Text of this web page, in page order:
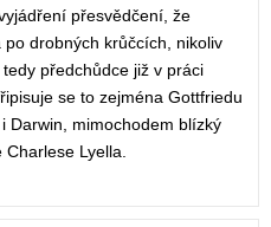
přesvědčení, že
drobných krůčcích, nikoliv
předchůdce již v práci
se to zejména Gottfriedu
Darwin, mimochodem blízký
Lyella.